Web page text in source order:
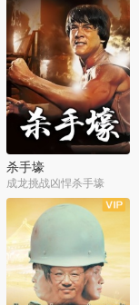
杀手壕
成龙挑战凶悍杀手壕